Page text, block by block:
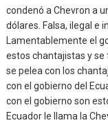
condenó a Chevron a
dólares. Falsa, ilegal e
Lamentablemente el
estos chantajistas y
se pelea con los
con el gobierno del
con el gobierno son
Ecuador le llama la